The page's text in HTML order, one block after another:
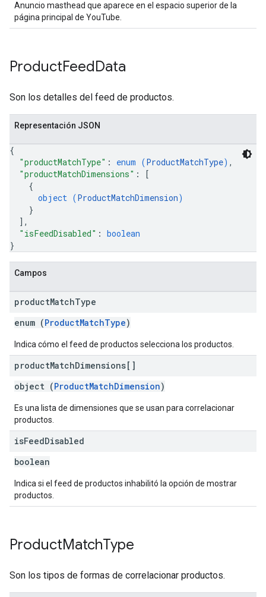
Anuncio masthead que aparece en el espacio superior de la
página principal de YouTube.
ProductFeedData
Son los detalles del feed de productos.
Representación JSON
{
"productMatchType" : enum (ProductMatchType) ,
"productMatchDimensions" :
[
{
object (ProductMatchDimension)
}
] ,
"isFeedDisabled" : boolean
}
Campos
productMatchType
enum (ProductMatchType)
Indica cómo el feed de productos selecciona los productos.
productMatchDimensions[]
object (ProductMatchDimension)
Es una lista de dimensiones que se usan para correlacionar
productos.
isFeedDisabled
boolean
Indica si el feed de productos inhabilitó la opción de mostrar
productos.
ProductMatchType
Son los tipos de formas de correlacionar productos.